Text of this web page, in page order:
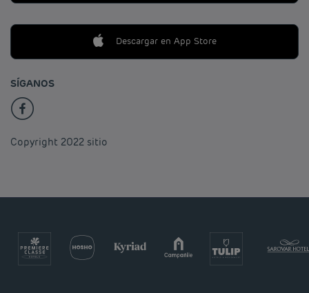
Descargar en App Store
SÍGANOS
Copyright 2022 sitio